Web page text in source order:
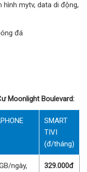
mytv, data di động,
đá
Moonlight Boulevard:
SMART
TIVI
(đ/tháng)
ngày,
329.000đ